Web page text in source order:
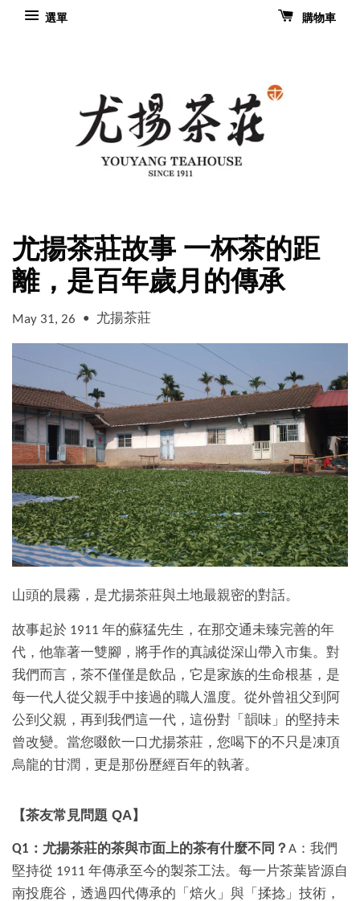
選單 購物車
尤揚茶莊故事 一杯茶的距
離，是百年歲月的傳承
May 31, 26 • 尤揚茶莊
山頭的晨霧，是尤揚茶莊與土地最親密的對話。
故事起於 1911 年的蘇猛先生，在那交通未臻完善的年
代，他靠著一雙腳，將手作的真誠從深山帶入市集。對
我們而言，茶不僅僅是飲品，它是家族的生命根基，是
每一代人從父親手中接過的職人溫度。從外曾祖父到阿
公到父親，再到我們這一代，這份對「韻味」的堅持未
曾改變。當您啜飲一口尤揚茶莊，您喝下的不只是凍頂
烏龍的甘潤，更是那份歷經百年的執著。
【茶友常見問題 QA】
Q1：尤揚茶莊的茶與市面上的茶有什麼不同？ A：我們
堅持從 1911 年傳承至今的製茶工法。每一片茶葉皆源自
南投鹿谷，透過四代傳承的「焙火」與「揉捻」技術，